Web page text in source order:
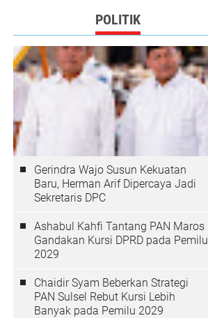
POLITIK
Gerindra Wajo Susun Kekuatan
Baru, Herman Arif Dipercaya Jadi
Sekretaris DPC
Ashabul Kahfi Tantang PAN Maros
Gandakan Kursi DPRD pada Pemilu
2029
Chaidir Syam Beberkan Strategi
PAN Sulsel Rebut Kursi Lebih
Banyak pada Pemilu 2029